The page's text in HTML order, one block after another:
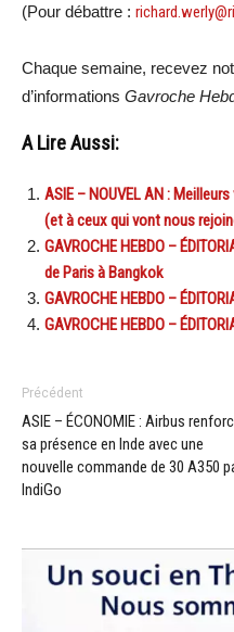
(Pour débattre :
Chaque semaine, recevez
d’informations Gavroche
A Lire Aussi:
ASIE – NOUVEL AN :
(et à ceux qui vont nous
GAVROCHE HEBDO –
de Paris à Bangkok
GAVROCHE HEBDO –
GAVROCHE HEBDO –
Précédent
ASIE – ÉCONOMIE : Airbus
sa présence en Inde avec une
nouvelle commande de 30 A350
IndiGo